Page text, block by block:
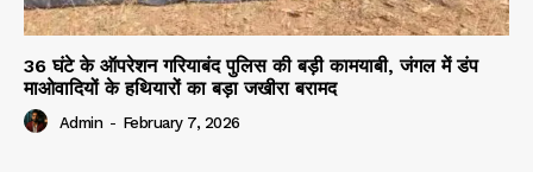
36 घंटे के ऑपरेशन गरियाबंद पुलिस की बड़ी कामयाबी, जंगल में डंप
माओवादियों के हथियारों का बड़ा जखीरा बरामद
Admin - February 7, 2026